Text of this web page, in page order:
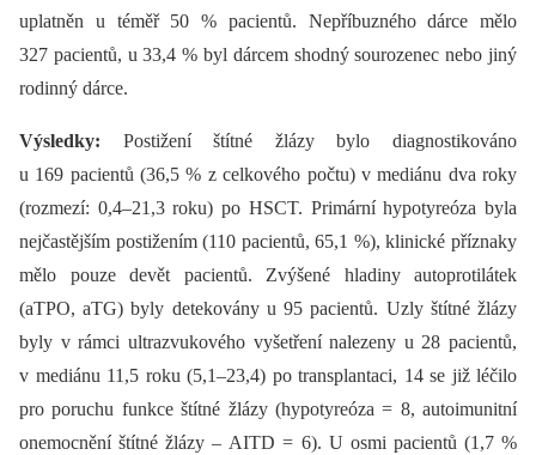
uplatněn u téměř 50 % pacientů. Nepříbuzného dárce mělo
327 pacientů, u 33,4 % byl dárcem shodný sourozenec nebo jiný
rodinný dárce.
Výsledky: Postižení štítné žlázy bylo diagnostikováno
u 169 pacientů (36,5 % z celkového počtu) v mediánu dva roky
(rozmezí: 0,4–21,3 roku) po HSCT. Primární hypotyreóza byla
nejčastějším postižením (110 pacientů, 65,1 %), klinické příznaky
mělo pouze devět pacientů. Zvýšené hladiny autoprotilátek
(aTPO, aTG) byly detekovány u 95 pacientů. Uzly štítné žlázy
byly v rámci ultrazvukového vyšetření nalezeny u 28 pacientů,
v mediánu 11,5 roku (5,1–23,4) po transplantaci, 14 se již léčilo
pro poruchu funkce štítné žlázy (hypotyreóza = 8, autoimunitní
onemocnění štítné žlázy –⁠ AITD = 6). U osmi pacientů (1,7 %